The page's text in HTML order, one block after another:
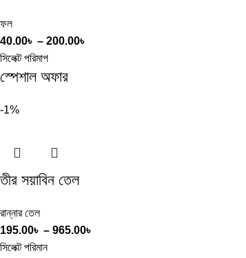
ফল
40.00৳ – 200.00৳
সিলেক্ট পরিমাপ
স্পেশাল অফার
-1%
তীর সয়াবিন তেল
রান্নার তেল
195.00৳ – 965.00৳
সিলেক্ট পরিমান